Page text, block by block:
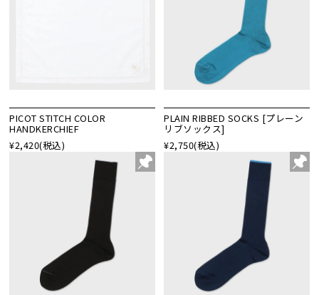
PICOT STITCH COLOR
HANDKERCHIEF
¥2,420(税込)
PLAIN RIBBED SOCKS [プレーン
リブソックス]
¥2,750(税込)